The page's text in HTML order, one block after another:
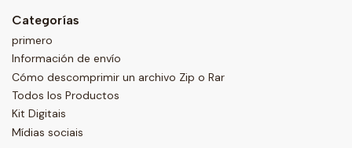
Categorías
primero
Información de envío
Cómo descomprimir un archivo Zip o Rar
Todos los Productos
Kit Digitais
Mídias sociais